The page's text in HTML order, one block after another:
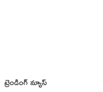
ట్రెండింగ్ న్యూస్